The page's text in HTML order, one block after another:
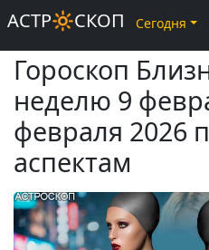
Гороскоп
неделю 9
февраля 2026
аспектам
АСТР🔆СКОП Сегодня